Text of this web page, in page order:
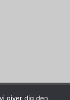
giver dig den